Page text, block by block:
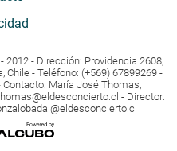
2012 - Dirección: Providencia 2608,
Chile - Teléfono: (+569) 67899269 -
Contacto: María José Thomas,
- Director: